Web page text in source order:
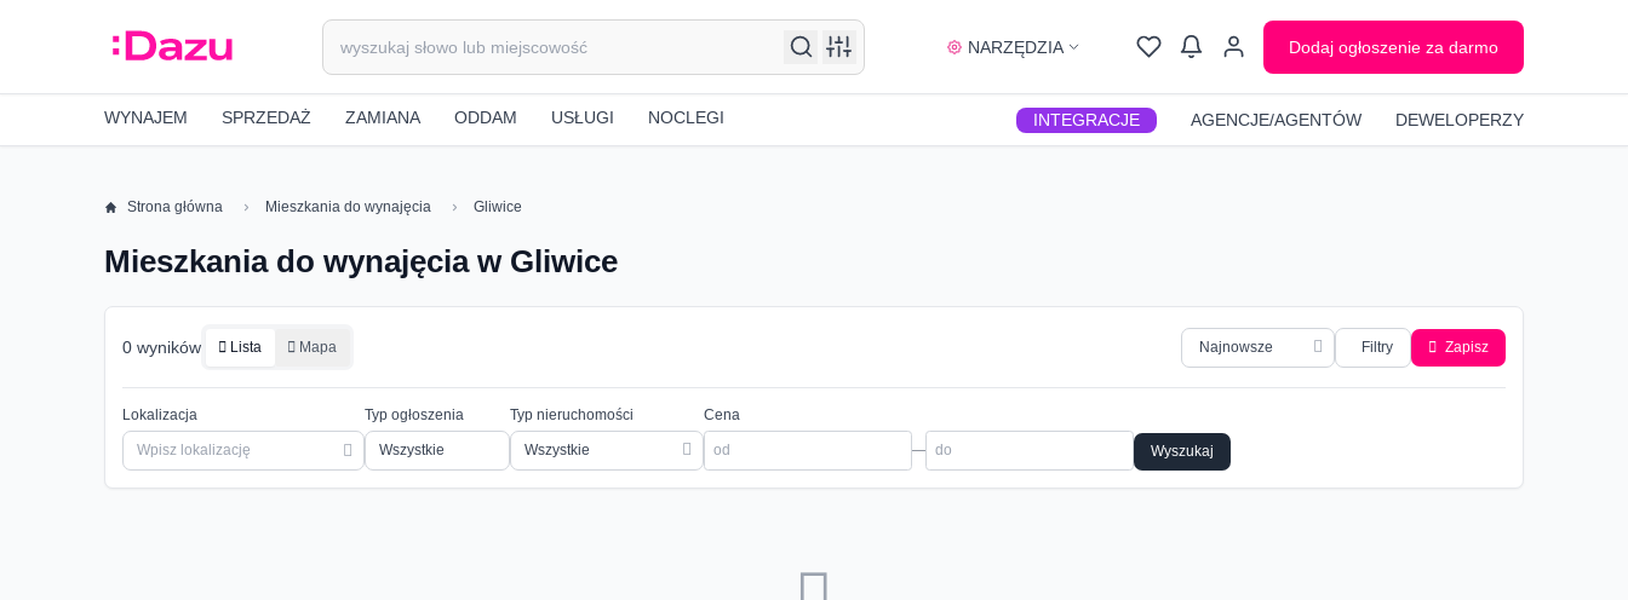
NARZĘDZIA Dodaj ogłoszenie za darmo
WYNAJEM SPRZEDAŻ ZAMIANA ODDAM USŁUGI NOCLEGI INTEGRACJE AGENCJE/AGENTÓW DEWELOPERZY
Strona główna Mieszkania do wynajęcia Gliwice
Mieszkania do wynajęcia w Gliwice
0 wyników Lista Mapa Filtry Zapisz
Lokalizacja Typ ogłoszenia Typ nieruchomości
Wszystkie
Cena
— Wyszukaj